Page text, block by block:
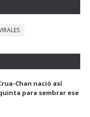
Chan nació así
para sembrar ese